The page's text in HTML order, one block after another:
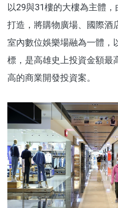
以29與31樓的大樓為主體
打造，將購物廣場、國際酒
室內數位娛樂場融為一體，
標，是高雄史上投資金額最
高的商業開發投資案。